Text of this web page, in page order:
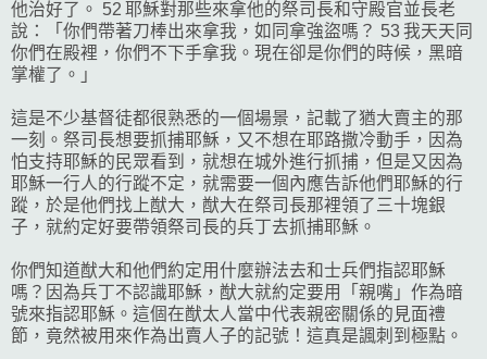
他治好了。 52 耶穌對那些來拿他的祭司長和守殿官並長老
說：「你們帶著刀棒出來拿我，如同拿強盜嗎？ 53 我天天同
你們在殿裡，你們不下手拿我。現在卻是你們的時候，黑暗
掌權了。」
這是不少基督徒都很熟悉的一個場景，記載了猶大賣主的那
一刻。祭司長想要抓捕耶穌，又不想在耶路撒冷動手，因為
怕支持耶穌的民眾看到，就想在城外進行抓捕，但是又因為
耶穌一行人的行蹤不定，就需要一個內應告訴他們耶穌的行
蹤，於是他們找上猷大，猷大在祭司長那裡領了三十塊銀
子，就約定好要帶領祭司長的兵丁去抓捕耶穌。
你們知道猷大和他們約定用什麼辦法去和士兵們指認耶穌
嗎？因為兵丁不認識耶穌，猷大就約定要用「親嘴」作為暗
號來指認耶穌。這個在猷太人當中代表親密關係的見面禮
節，竟然被用來作為出賣人子的記號！這真是諷刺到極點。